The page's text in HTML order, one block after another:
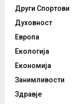
Други Спортови
Духовност
Европа
Екологија
Економија
Занимливости
Здравје